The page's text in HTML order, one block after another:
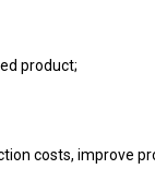
product;
costs, improve